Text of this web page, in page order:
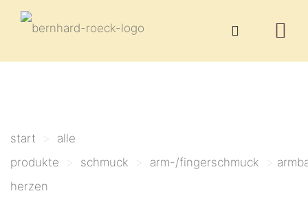
start >
alle
produkte
> schmuck > arm-/fingerschmuck >
herzen